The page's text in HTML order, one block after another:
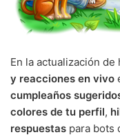
En la actualización de
y reacciones en vivo
cumpleaños
colores de tu perfil,
respuestas para bots